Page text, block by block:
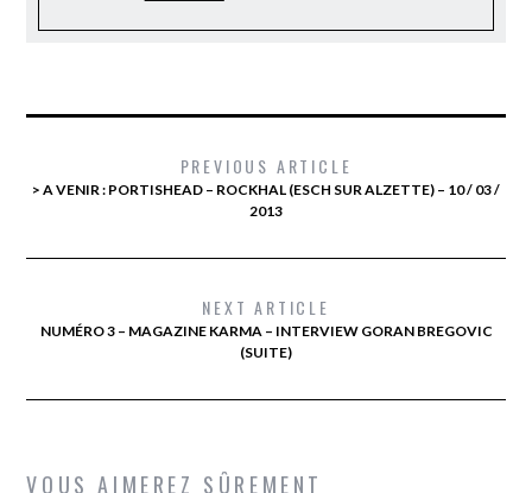
PREVIOUS ARTICLE
> A VENIR : PORTISHEAD – ROCKHAL (ESCH SUR ALZETTE) – 10 / 03 /
2013
NEXT ARTICLE
NUMÉRO 3 – MAGAZINE KARMA – INTERVIEW GORAN BREGOVIC
(SUITE)
VOUS AIMEREZ SÛREMENT